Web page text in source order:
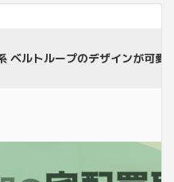
ベルトループのデザインが可愛